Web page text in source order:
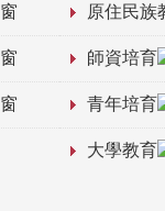
原住民族
師資培育
青年培育
大學教育